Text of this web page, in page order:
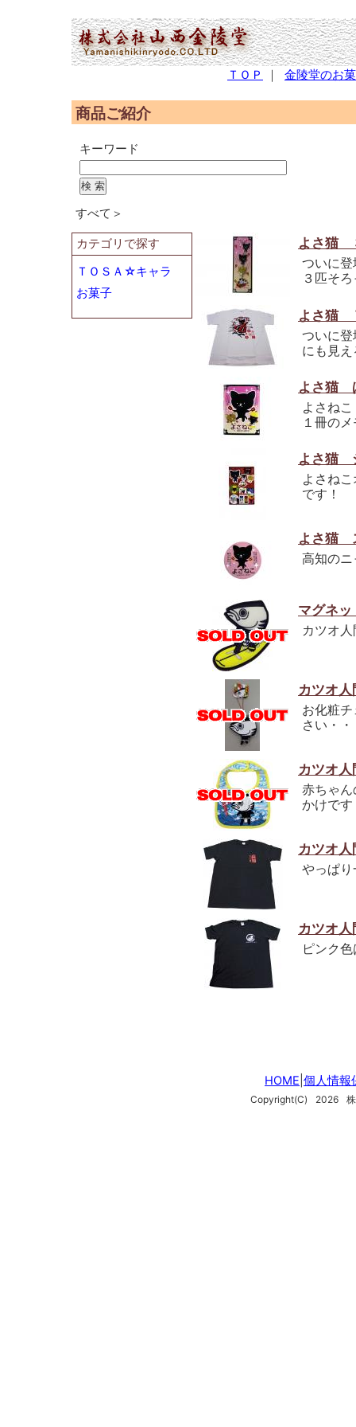
ＴＯＰ ｜ 金陵堂のお
商品ご紹介
キーワード
すべて＞
カテゴリで探す
ＴＯＳＡ☆キャラ
お菓子
よさ猫
ついに
３匹そ
よさ猫
ついに
にも見
よさ猫
よさね
１冊の
よさ猫
よさね
です！
よさ猫
高知の
マグネ
カツオ
カツオ
お化粧
さい・・
カツオ
赤ちゃ
かけです
カツオ
やっぱ
カツオ
ピンク
HOME 個人情報
Copyright(C) 2026